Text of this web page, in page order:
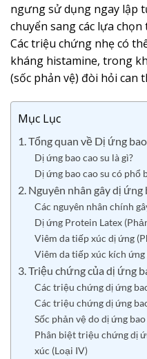
ngưng sử dụng ngay lập
chuyển sang các lựa
Các triệu chứng nhẹ có
kháng histamine, trong
(sốc phản vệ) đòi hỏi can
Mục Lục
1. Tổng quan về Dị ứng
Dị ứng bao cao su là gì?
Dị ứng bao cao su có phổ
2. Nguyên nhân gây dị ứng
Các nguyên nhân chính
Dị ứng Protein Latex
Viêm da tiếp xúc dị ứng
Viêm da tiếp xúc kích
3. Triệu chứng của dị ứng
Các triệu chứng dị ứng
Các triệu chứng dị ứng
Sốc phản vệ do dị ứng
Phân biệt triệu chứng dị
xúc (Loại IV)